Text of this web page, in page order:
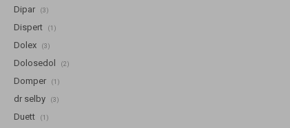
Dipar (3)
Dispert (1)
Dolex (3)
Dolosedol (2)
Domper (1)
dr selby (3)
Duett (1)